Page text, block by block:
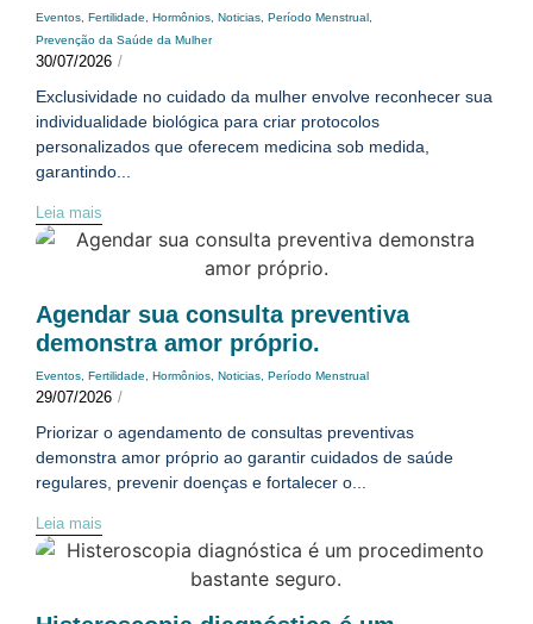
Eventos, Fertilidade, Hormônios, Noticias, Período Menstrual,
Prevenção da Saúde da Mulher
30/07/2026 /
Exclusividade no cuidado da mulher envolve reconhecer sua
individualidade biológica para criar protocolos
personalizados que oferecem medicina sob medida,
garantindo...
Leia mais
Agendar sua consulta preventiva
demonstra amor próprio.
Eventos, Fertilidade, Hormônios, Noticias, Período Menstrual
29/07/2026 /
Priorizar o agendamento de consultas preventivas
demonstra amor próprio ao garantir cuidados de saúde
regulares, prevenir doenças e fortalecer o...
Leia mais